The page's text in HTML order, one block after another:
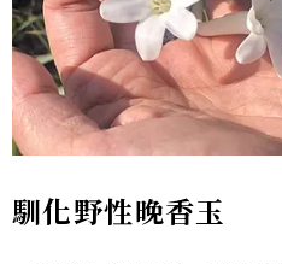
馴化野性晚香玉